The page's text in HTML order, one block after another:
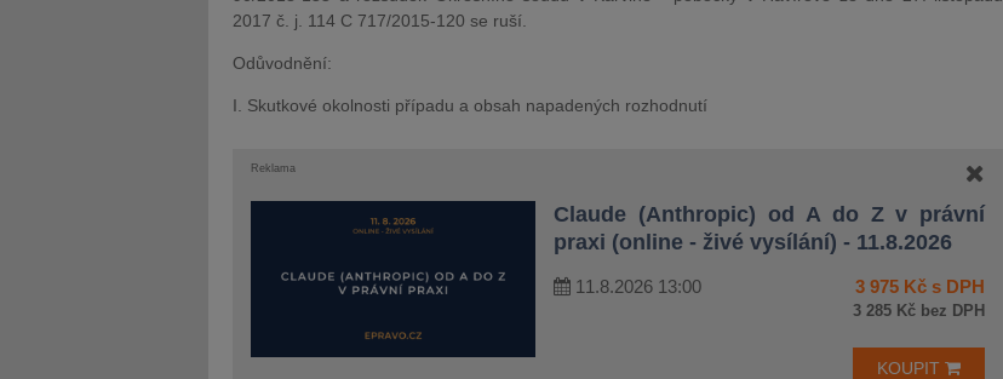
2017 č. j. 114 C 717/2015-120 se ruší.
Odůvodnění:
I. Skutkové okolnosti případu a obsah napadených rozhodnutí
Reklama
Claude (Anthropic) od A do Z v právní
praxi (online - živé vysílání) - 11.8.2026
11.8.2026 13:00 3 975 Kč s DPH
3 285 Kč bez DPH
KOUPIT